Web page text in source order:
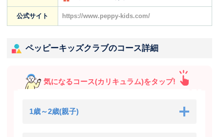
公式サイト https://www.peppy-kids.com/
ペッピーキッズクラブのコース詳細
気になるコース(カリキュラム)をタップ!
1歳～2歳(親子)